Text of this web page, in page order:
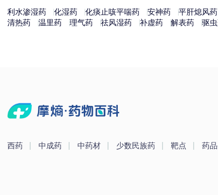
利水渗湿药 化湿药 化痰止咳平喘药 安神药
平肝熄风药
清热药
温里药 理气药 祛风湿药 补虚药 解表药 驱
西药 中成药 中药材 少数民族药 靶点 药